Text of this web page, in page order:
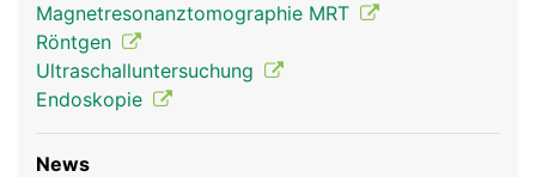
Magnetresonanztomographie MRT
Röntgen
Ultraschalluntersuchung
Endoskopie
News